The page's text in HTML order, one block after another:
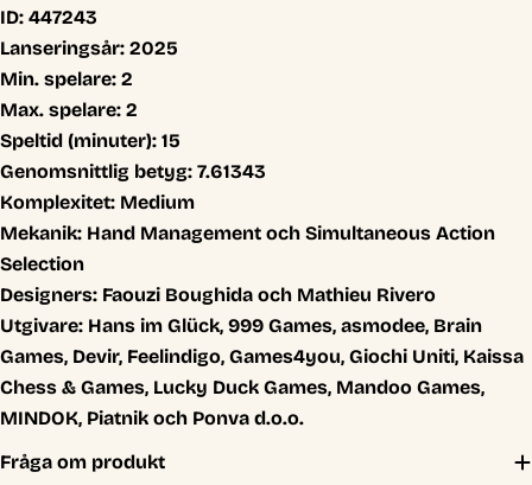
ID: 447243
Lanseringsår: 2025
Min. spelare: 2
Max. spelare: 2
Speltid (minuter): 15
Genomsnittlig betyg: 7.61343
Komplexitet: Medium
Mekanik: Hand Management och Simultaneous Action
Selection
Designers: Faouzi Boughida och Mathieu Rivero
Utgivare: Hans im Glück, 999 Games, asmodee, Brain
Games, Devir, Feelindigo, Games4you, Giochi Uniti, Kaissa
Chess & Games, Lucky Duck Games, Mandoo Games,
MINDOK, Piatnik och Ponva d.o.o.
Fråga om produkt